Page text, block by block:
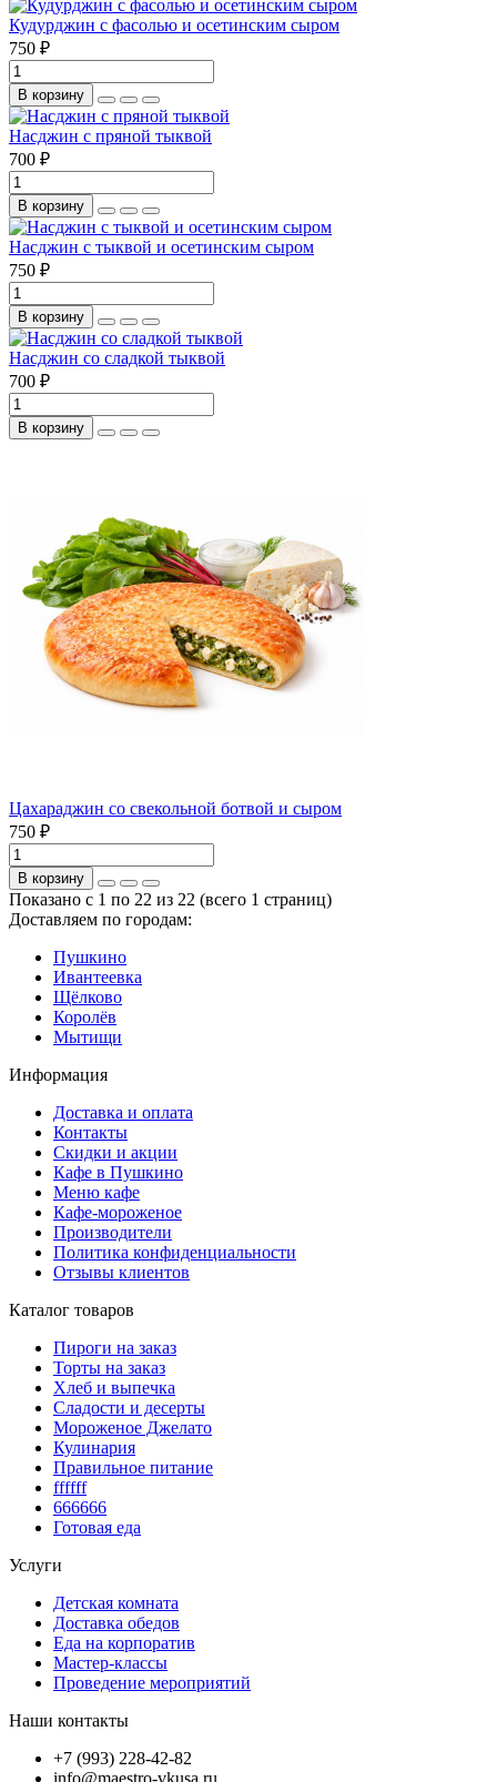
Кудурджин с фасолью и осетинским сыром
750 ₽
В корзину
Насджин с пряной тыквой
700 ₽
В корзину
Насджин с тыквой и осетинским сыром
750 ₽
В корзину
Насджин со сладкой тыквой
700 ₽
В корзину
Цахараджин со свекольной ботвой и сыром
750 ₽
В корзину
Показано с 1 по 22 из 22 (всего 1 страниц)
Доставляем по городам:
Пушкино
Ивантеевка
Щёлково
Королёв
Мытищи
Информация
Доставка и оплата
Контакты
Скидки и акции
Кафе в Пушкино
Меню кафе
Кафе-мороженое
Производители
Политика конфиденциальности
Отзывы клиентов
Каталог товаров
Пироги на заказ
Торты на заказ
Хлеб и выпечка
Сладости и десерты
Мороженое Джелато
Кулинария
Правильное питание
ffffff
666666
Готовая еда
Услуги
Детская комната
Доставка обедов
Еда на корпоратив
Мастер-классы
Проведение мероприятий
Наши контакты
+7 (993) 228-42-82
info@maestro-vkusa.ru